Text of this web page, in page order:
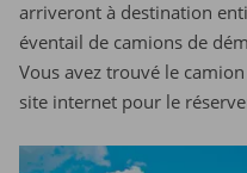
arriveront à destination
éventail de camions de
Vous avez trouvé le
site internet pour le